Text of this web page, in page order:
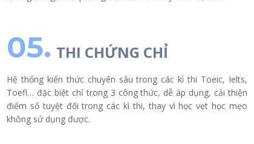
05. THI CHỨNG CHỈ
Hệ thống kiến thức chuyên sâu trong các kì thi Toeic, Ielts,
Toefl… đặc biệt chỉ trong 3 công thức, dễ áp dụng, cải thiện
điểm số tuyệt đối trong các kì thi, thay vì học vẹt học mẹo
không sử dụng được.